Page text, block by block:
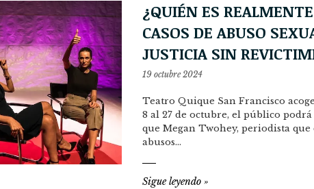
¿QUIÉN ES
CASOS DE ABUSO
JUSTICIA SIN
19 octubre 2024
Teatro Quique San Francisco
8 al 27 de octubre, el público
que Megan Twohey, periodista que
abusos…
Sigue leyendo »